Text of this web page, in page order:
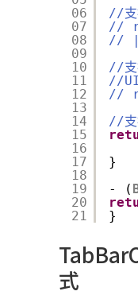
06
07
08
09
10
11
12
13
14
15
16
17
18
19
20
21
//支
//
// |
//支
//
//
//支
}
- (
}
式